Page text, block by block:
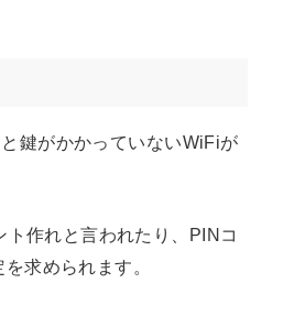
鍵がかかっていないWiFiが
作れと言われたり、PINコ
求められます。